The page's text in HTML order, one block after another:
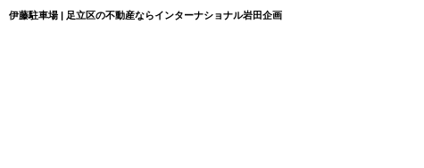
伊藤駐車場 | 足立区の不動産ならインターナショナル岩田企画